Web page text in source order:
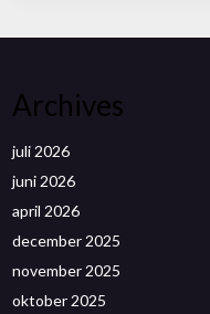
Archives
juli 2026
juni 2026
april 2026
december 2025
november 2025
oktober 2025